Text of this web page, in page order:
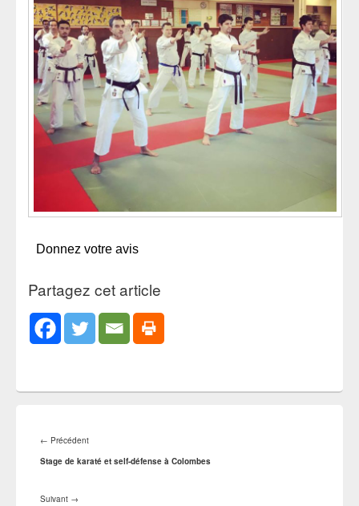
Donnez votre avis
Partagez cet article
de
l’article
← PrécédentArticle
précédent :
Stage de karaté et self-défense à Colombes
Suivant →